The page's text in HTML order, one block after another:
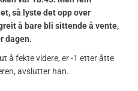
så lyste det opp over
å bare bli sittende å vente,
dagen.
å fekte videre, er -1 etter åtte
avslutter han.